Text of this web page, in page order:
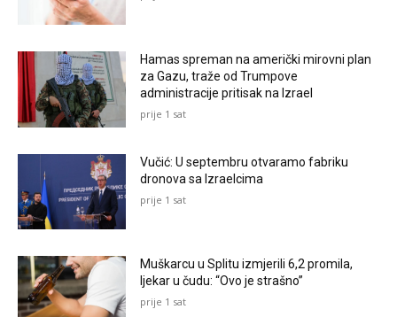
Hamas spreman na američki mirovni plan
za Gazu, traže od Trumpove
administracije pritisak na Izrael
prije 1 sat
Vučić: U septembru otvaramo fabriku
dronova sa Izraelcima
prije 1 sat
Muškarcu u Splitu izmjerili 6,2 promila,
ljekar u čudu: “Ovo je strašno”
prije 1 sat